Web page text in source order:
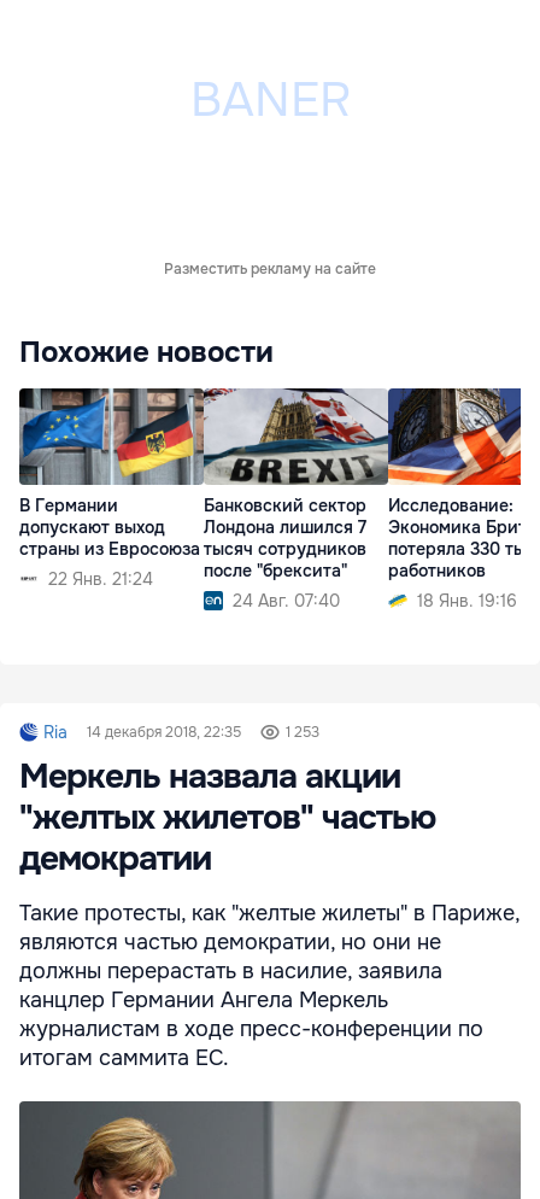
Разместить рекламу на сайте
Похожие новости
В Германии
допускают выход
страны из Евросоюза
22 Янв. 21:24
Банковский сектор
Лондона лишился 7
тысяч сотрудников
после "брексита"
24 Авг. 07:40
Исследование:
Экономика
потеряла 330
работников
18 Янв. 19:16
Ria 14 декабря 2018, 22:35 1 253
Меркель назвала акции
"желтых жилетов" частью
демократии
Такие протесты, как "желтые жилеты" в Париже,
являются частью демократии, но они не
должны перерастать в насилие, заявила
канцлер Германии Ангела Меркель
журналистам в ходе пресс-конференции по
итогам саммита ЕС.